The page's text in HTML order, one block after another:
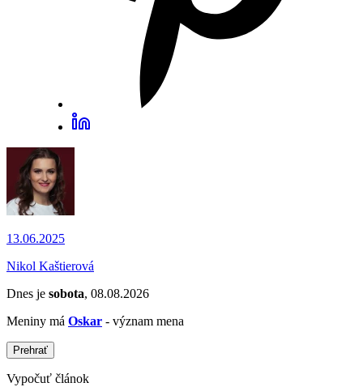
13.06.2025
Nikol Kaštierová
Dnes je sobota, 08.08.2026
Meniny má Oskar - význam mena
Prehrať
Vypočuť článok